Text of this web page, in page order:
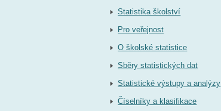
Statistika školství
Pro veřejnost
O školské statistice
Sběry statistických dat
Statistické výstupy a analýzy
Číselníky a klasifikace